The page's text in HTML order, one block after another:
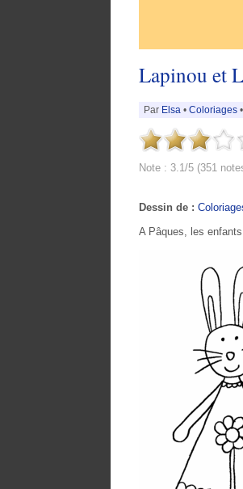
Lapinou et
Par Elsa • Coloriages
Note : 3.1/5 (351
Dessin de :
A Pâques, les